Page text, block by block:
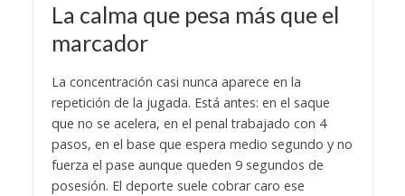
La calma que pesa más que el
marcador
La concentración casi nunca aparece en la
repetición de la jugada. Está antes: en el saque
que no se acelera, en el penal trabajado con 4
pasos, en el base que espera medio segundo y no
fuerza el pase aunque queden 9 segundos de
posesión. El deporte suele cobrar caro ese